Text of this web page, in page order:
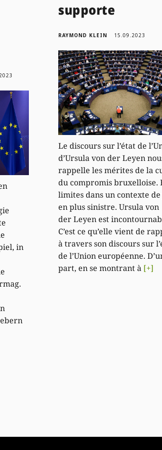
in
supporte
RAYMOND KLEIN 15.09.2023
Le discours sur l’état de
d’Ursula von der Leyen
rappelle les mérites de la
du compromis bruxelloise.
limites dans un contexte
en plus sinistre. Ursula von
der Leyen est
C’est ce qu’elle vient de
à travers son discours sur
de l’Union européenne.
part, en se montrant à [+]